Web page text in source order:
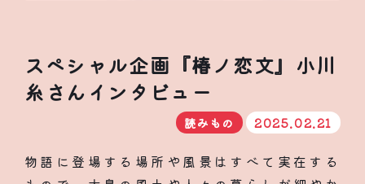
スペシャル企画『椿ノ恋文』小川
糸さんインタビュー
読みもの 2025.02.21
物語に登場する場所や風景はすべて実在する